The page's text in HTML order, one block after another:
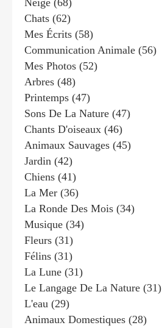
Chats (62)
Mes Écrits (58)
Communication Animale (56)
Mes Photos (52)
Arbres (48)
Printemps (47)
Sons De La Nature (47)
Chants D'oiseaux (46)
Animaux Sauvages (45)
Jardin (42)
Chiens (41)
La Mer (36)
La Ronde Des Mois (34)
Musique (34)
Fleurs (31)
Félins (31)
La Lune (31)
Le Langage De La Nature (31)
L'eau (29)
Animaux Domestiques (28)